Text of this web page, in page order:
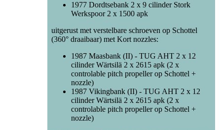
1977 Dordtsebank 2 x 9 cilinder Stork
Werkspoor 2 x 1500 apk
uitgerust met verstelbare schroeven op Schottel
(360° draaibaar) met Kort nozzles:
1987 Maasbank (II) - TUG AHT 2 x 12
cilinder Wärtsilä 2 x 2615 apk (2 x
controlable pitch propeller op Schottel +
nozzle)
1987 Vikingbank (II) - TUG AHT 2 x 12
cilinder Wärtsilä 2 x 2615 apk (2 x
controlable pitch propeller op Schottel +
nozzle)